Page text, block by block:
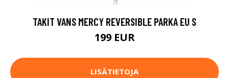
TAKIT VANS MERCY REVERSIBLE PARKA EU S
199 EUR
LISÄTIETOJA